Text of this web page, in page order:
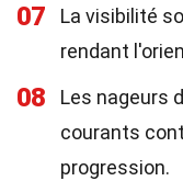
07
La visibilité
rendant
08
Les nageurs
courants
progression.